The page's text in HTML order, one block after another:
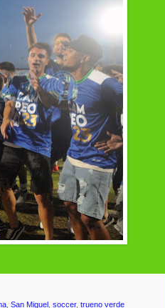
San Miguel soccer, trueno verde